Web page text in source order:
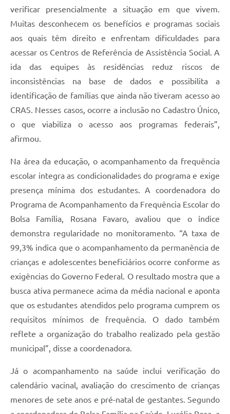
verificar presencialmente a situação em que vivem.
Muitas desconhecem os benefícios e programas sociais
aos quais têm direito e enfrentam dificuldades para
acessar os Centros de Referência de Assistência Social. A
ida das equipes às residências reduz riscos de
inconsistências na base de dados e possibilita a
identificação de famílias que ainda não tiveram acesso ao
CRAS. Nesses casos, ocorre a inclusão no Cadastro Único,
o que viabiliza o acesso aos programas federais”,
afirmou.
Na área da educação, o acompanhamento da frequência
escolar integra as condicionalidades do programa e exige
presença mínima dos estudantes. A coordenadora do
Programa de Acompanhamento da Frequência Escolar do
Bolsa Família, Rosana Favaro, avaliou que o índice
demonstra regularidade no monitoramento. “A taxa de
99,3% indica que o acompanhamento da permanência de
crianças e adolescentes beneficiários ocorre conforme as
exigências do Governo Federal. O resultado mostra que a
busca ativa permanece acima da média nacional e aponta
que os estudantes atendidos pelo programa cumprem os
requisitos mínimos de frequência. O dado também
reflete a organização do trabalho realizado pela gestão
municipal”, disse a coordenadora.
Já o acompanhamento na saúde inclui verificação do
calendário vacinal, avaliação do crescimento de crianças
menores de sete anos e pré-natal de gestantes. Segundo